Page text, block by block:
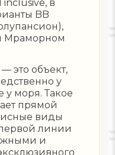
в
BB
Мраморном
это объект,
у
у моря. Такое
прямой
виды
линии
и